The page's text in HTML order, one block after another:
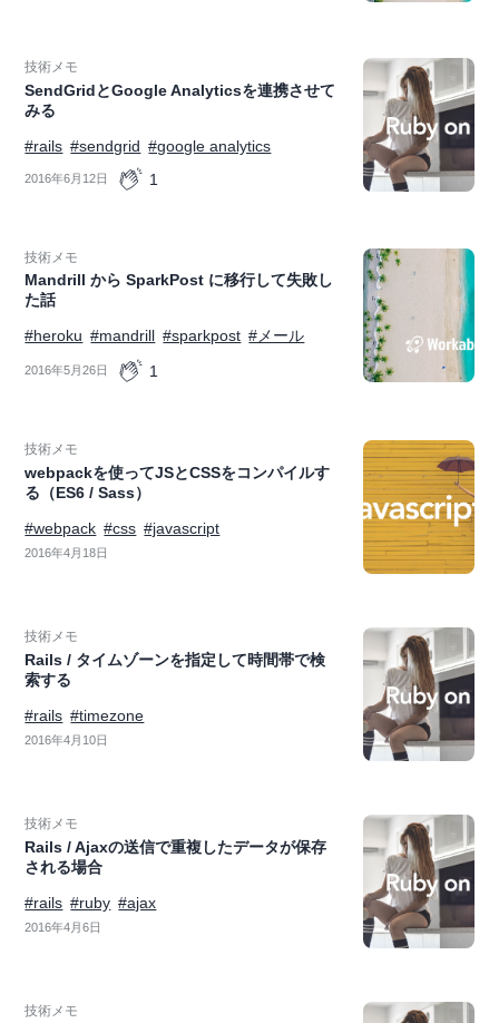
技術メモ
SendGridとGoogle Analyticsを連携させて
みる
#rails #sendgrid #google analytics
2016年6月12日 1
技術メモ
Mandrill から SparkPost に移行して失敗し
た話
#heroku #mandrill #sparkpost #メール
2016年5月26日 1
技術メモ
webpackを使ってJSとCSSをコンパイルす
る（ES6 / Sass）
#webpack #css #javascript
2016年4月18日
技術メモ
Rails / タイムゾーンを指定して時間帯で検
索する
#rails #timezone
2016年4月10日
技術メモ
Rails / Ajaxの送信で重複したデータが保存
される場合
#rails #ruby #ajax
2016年4月6日
技術メモ